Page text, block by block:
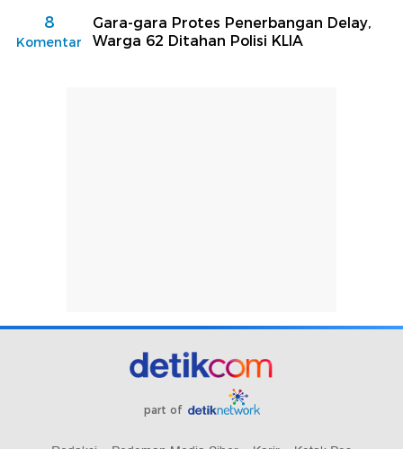
8
Komentar
Gara-gara Protes Penerbangan Delay,
Warga 62 Ditahan Polisi KLIA
part of